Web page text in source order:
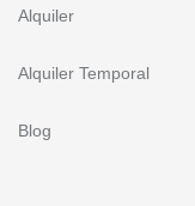
Alquiler
Alquiler Temporal
Blog